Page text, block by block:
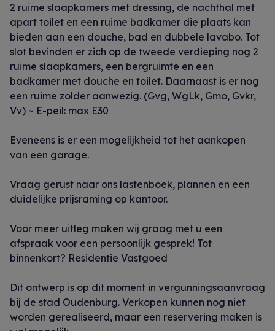
2 ruime slaapkamers met dressing, de nachthal met
apart toilet en een ruime badkamer die plaats kan
bieden aan een douche, bad en dubbele lavabo. Tot
slot bevinden er zich op de tweede verdieping nog 2
ruime slaapkamers, een bergruimte en een
badkamer met douche en toilet. Daarnaast is er nog
een ruime zolder aanwezig. (Gvg, WgLk, Gmo, Gvkr,
Vv) ~ E-peil: max E30
Eveneens is er een mogelijkheid tot het aankopen
van een garage.
Vraag gerust naar ons lastenboek, plannen en een
duidelijke prijsraming op kantoor.
Voor meer uitleg maken wij graag met u een
afspraak voor een persoonlijk gesprek! Tot
binnenkort? Residentie Vastgoed
Dit ontwerp is op dit moment in vergunningsaanvraag
bij de stad Oudenburg. Verkopen kunnen nog niet
worden gerealiseerd, maar een reservering maken is